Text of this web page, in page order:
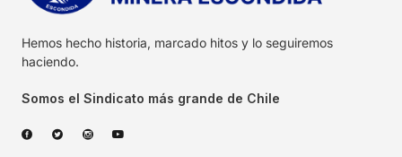
Hemos hecho historia, marcado hitos y lo seguiremos
haciendo.
Somos el Sindicato más grande de Chile